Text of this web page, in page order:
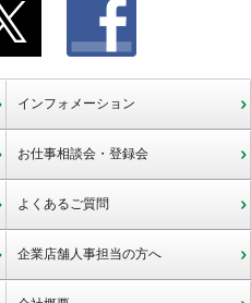
インフォメーション
お仕事相談会・登録会
よくあるご質問
企業店舗人事担当の方へ